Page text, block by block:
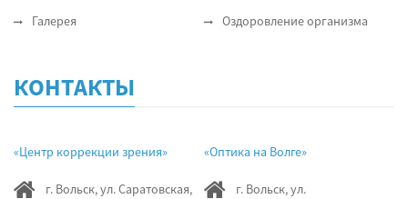
Галерея Оздоровление организма
КОНТАКТЫ
«Центр коррекции зрения»
г. Вольск, ул. Саратовская,
«Оптика на Волге»
г. Вольск, ул.